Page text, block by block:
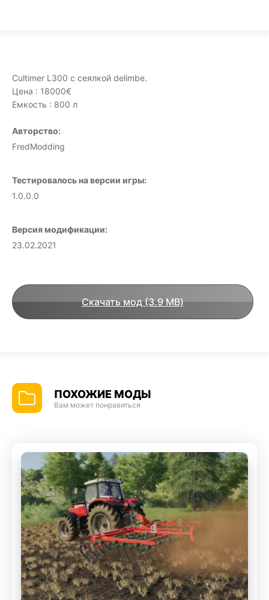
Cultimer L300 с сеялкой delimbe.
Цена : 18000€
Емкость : 800 л
Авторство:
FredModding
Тестировалось на версии игры:
1.0.0.0
Версия модификации:
23.02.2021
Скачать мод (3.9 MB)
ПОХОЖИЕ МОДЫ
Вам может понравиться